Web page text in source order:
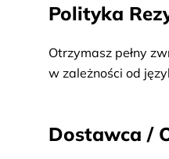
Polityka
Otrzymasz pełny
w zależności od
Dostawca /